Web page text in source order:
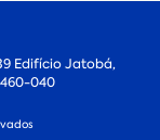
Edifício Jatobá,
040